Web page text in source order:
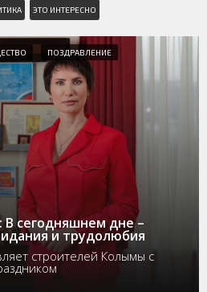
ЭТО ИНТЕРЕСНО
ПОЗДРАВЛЕНИЕ
В сегодняшнем дне –
и трудолюбия
строителей Колымы с